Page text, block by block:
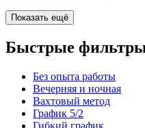
Показать ещё
Быстрые фильтры
Без опыта работы
Вечерняя и ночная
Вахтовый метод
График 5/2
Гибкий график